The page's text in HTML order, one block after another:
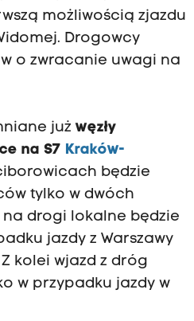
możliwością zjazdu
Drogowcy
o zwracanie uwagi na
jużwęzły
na S7 Kraków-
będzie
tylko w dwóch
na drogi lokalne będzie
jazdy z Warszawy
kolei wjazd z dróg
w przypadku jazdy w